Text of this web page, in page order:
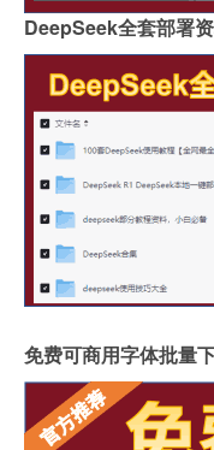
DeepSeek全套部署
免费可商用字体批量